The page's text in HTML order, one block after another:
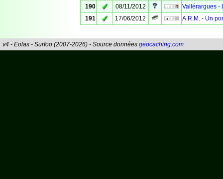
190
✓ 08/11/2012
Vallérargues -
191
✓ 17/06/2012 A.R.M. - Un
v4 - Eolas - Surfoo (2007-2026) - Source données geocaching.com